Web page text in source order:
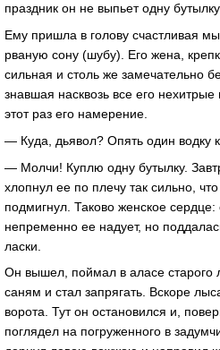
праздник он не выпьет одну
Ему пришла в голову счастливая
рваную сону (шубу). Его жена,
сильная и столь же замечательно
знавшая насквозь все его
этот раз его намерение.
— Куда, дьявол? Опять один водку
— Молчи! Куплю одну бутылку.
хлопнул ее по плечу так сильно,
подмигнул. Таково женское
непременно ее надует, но
ласки.
Он вышел, поймал в аласе старого
саням и стал запрягать. Вскоре
ворота. Тут он остановился и,
поглядел на погруженного в